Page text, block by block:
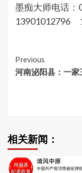
墨痴大师电话
13901012796
Continue
Reading
Previous
河南泌阳县：一
相关新闻：